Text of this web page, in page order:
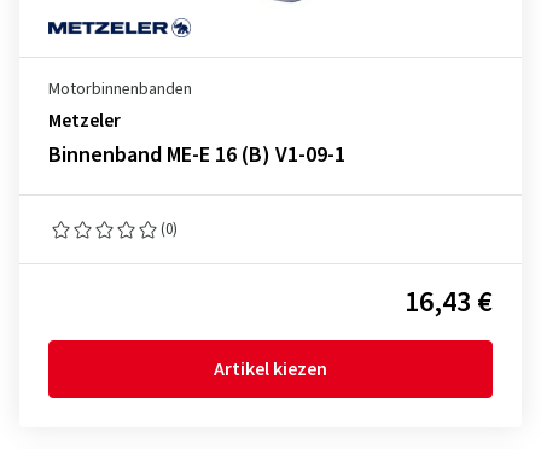
Motorbinnenbanden
Metzeler
Binnenband ME-E 16 (B) V1-09-1
(0)
16,43 €
Artikel kiezen